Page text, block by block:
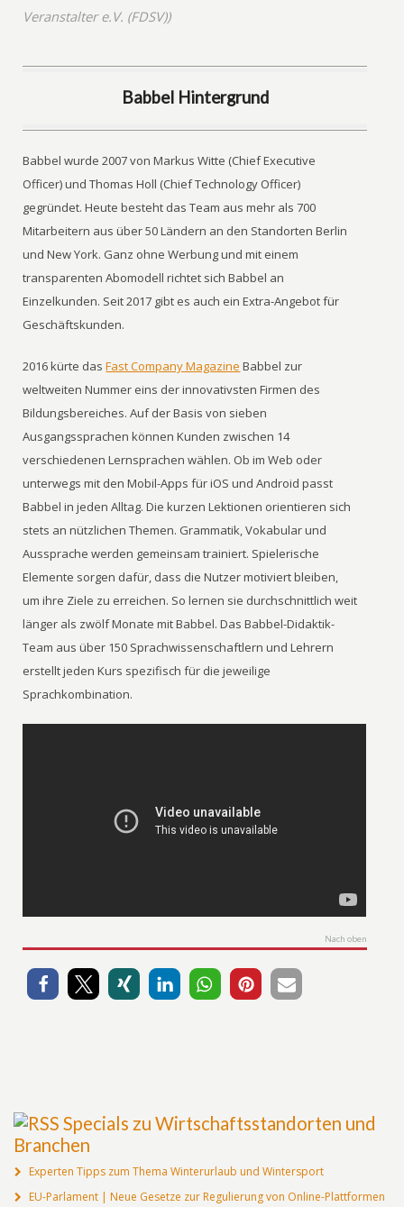
Veranstalter e.V. (FDSV))
Babbel Hintergrund
Babbel wurde 2007 von Markus Witte (Chief Executive
Officer) und Thomas Holl (Chief Technology Officer)
gegründet. Heute besteht das Team aus mehr als 700
Mitarbeitern aus über 50 Ländern an den Standorten Berlin
und New York. Ganz ohne Werbung und mit einem
transparenten Abomodell richtet sich Babbel an
Einzelkunden. Seit 2017 gibt es auch ein Extra-Angebot für
Geschäftskunden.
2016 kürte dasFast Company Magazine Babbel zur
weltweiten Nummer eins der innovativsten Firmen des
Bildungsbereiches. Auf der Basis von sieben
Ausgangssprachen können Kunden zwischen 14
verschiedenen Lernsprachen wählen. Ob im Web oder
unterwegs mit den Mobil-Apps für iOS und Android passt
Babbel in jeden Alltag. Die kurzen Lektionen orientieren sich
stets an nützlichen Themen. Grammatik, Vokabular und
Aussprache werden gemeinsam trainiert. Spielerische
Elemente sorgen dafür, dass die Nutzer motiviert bleiben,
um ihre Ziele zu erreichen. So lernen sie durchschnittlich weit
länger als zwölf Monate mit Babbel. Das Babbel-Didaktik-
Team aus über 150 Sprachwissenschaftlern und Lehrern
erstellt jeden Kurs spezifisch für die jeweilige
Sprachkombination.
Nach oben
Specials zu Wirtschaftsstandorten und
Branchen
Experten Tipps zum Thema Winterurlaub und Wintersport
EU-Parlament | Neue Gesetze zur Regulierung von Online-Plattformen